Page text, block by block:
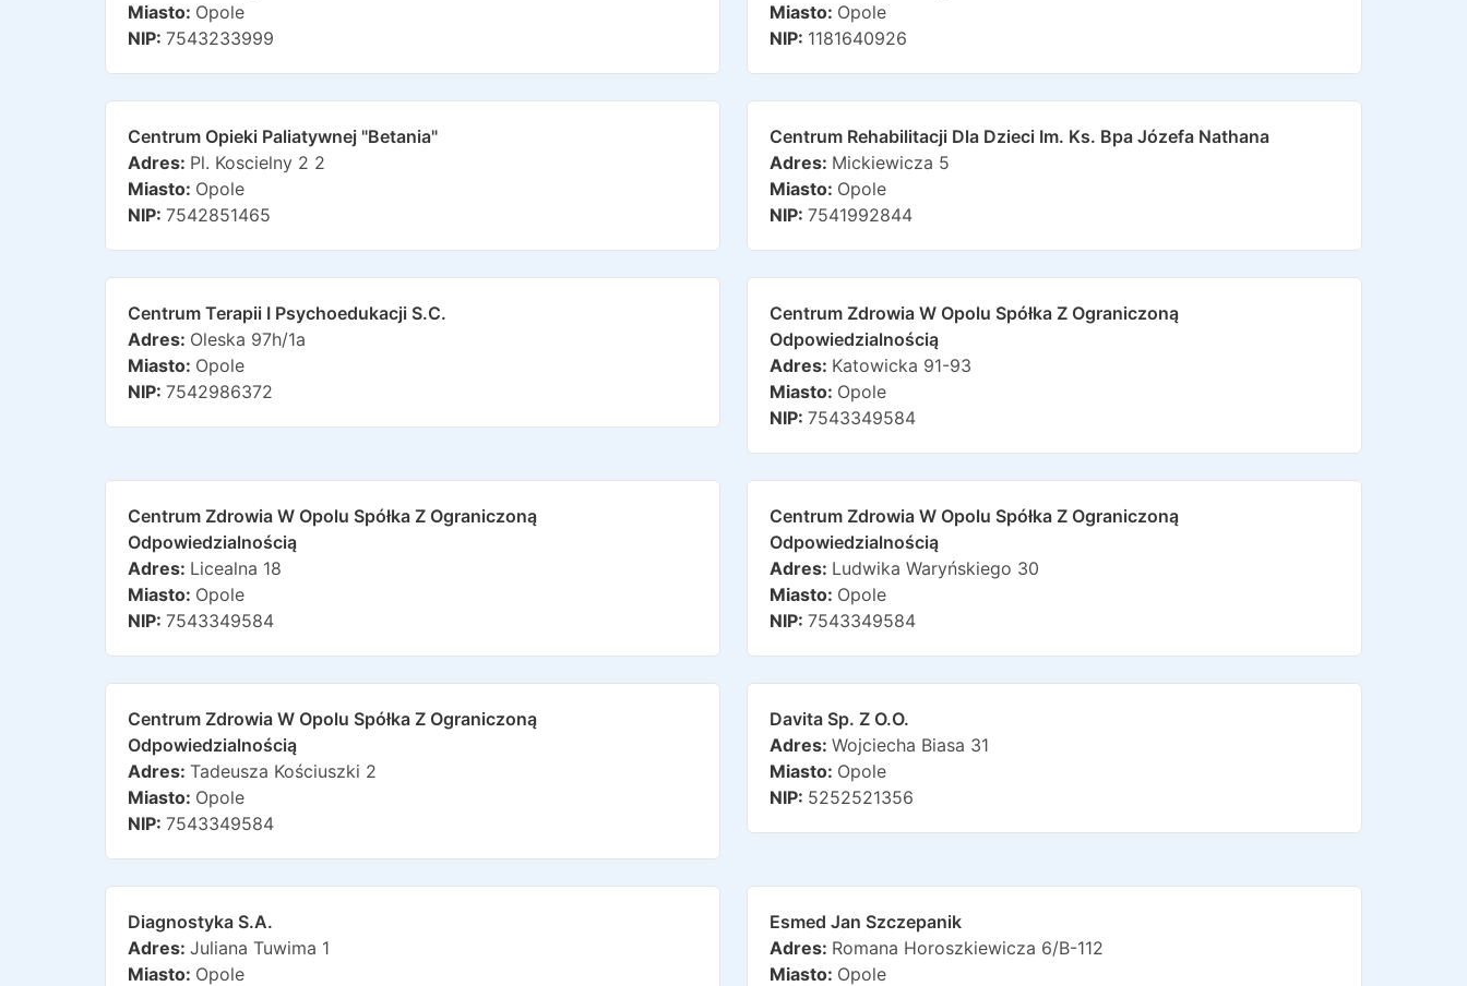
Miasto: Opole
NIP: 7543233999
Miasto: Opole
NIP: 1181640926
Centrum Opieki Paliatywnej "betania"
Adres: Pl. Koscielny 2 2
Miasto: Opole
NIP: 7542851465
Centrum Rehabilitacji Dla Dzieci Im. Ks. Bpa Józefa Nathana
Adres: Mickiewicza 5
Miasto: Opole
NIP: 7541992844
Centrum Terapii I Psychoedukacji S.c.
Adres: Oleska 97h/1a
Miasto: Opole
NIP: 7542986372
Centrum Zdrowia W Opolu Spółka Z Ograniczoną
Odpowiedzialnością
Adres: Katowicka 91-93
Miasto: Opole
NIP: 7543349584
Centrum Zdrowia W Opolu Spółka Z Ograniczoną
Odpowiedzialnością
Adres: Licealna 18
Miasto: Opole
NIP: 7543349584
Centrum Zdrowia W Opolu Spółka Z Ograniczoną
Odpowiedzialnością
Adres: Ludwika Waryńskiego 30
Miasto: Opole
NIP: 7543349584
Centrum Zdrowia W Opolu Spółka Z Ograniczoną
Odpowiedzialnością
Adres: Tadeusza Kościuszki 2
Miasto: Opole
NIP: 7543349584
Davita Sp. Z O.o.
Adres: Wojciecha Biasa 31
Miasto: Opole
NIP: 5252521356
Diagnostyka S.a.
Adres: Juliana Tuwima 1
Miasto: Opole
Esmed Jan Szczepanik
Adres: Romana Horoszkiewicza 6/b-112
Miasto: Opole